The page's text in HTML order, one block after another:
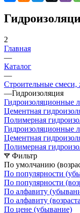
2
Главная
—
Каталог
—
Строительные смеси,
—Гидроизоляция
Гидроизоляционные
Цементная
Полимерная
Гидроизоляционные
Цементная
Полимерная
Фильтр
По умолчанию
По популярности
По популярности
По алфавиту
По алфавиту
По цене (убывание)